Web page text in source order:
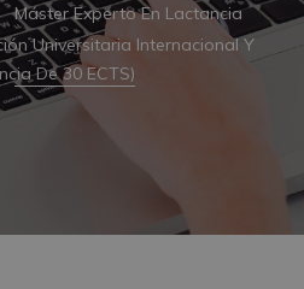
Máster Experto En Lactancia
Universitaria Internacional Y
De 30 ECTS)